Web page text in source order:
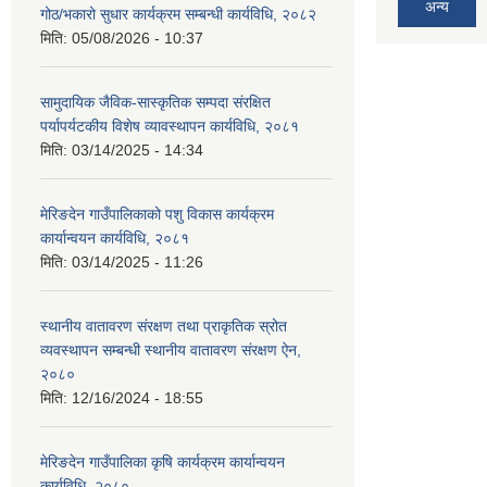
गोठ/भकारो सुधार कार्यक्रम सम्बन्धी कार्यविधि, २०८२
मिति: 05/08/2026 - 10:37
सामुदायिक जैविक-सास्कृतिक सम्पदा संरक्षित
पर्यापर्यटकीय विशेष व्यावस्थापन कार्यविधि, २०८१
मिति: 03/14/2025 - 14:34
मेरिङदेन गाउँपालिकाको पशु विकास कार्यक्रम
कार्यान्वयन कार्यविधि, २०८१
मिति: 03/14/2025 - 11:26
स्थानीय वातावरण संरक्षण तथा प्राकृतिक स्रोत
व्यवस्थापन सम्बन्धी स्थानीय वातावरण संरक्षण ऐन,
२०८०
मिति: 12/16/2024 - 18:55
मेरिङदेन गाउँपालिका कृषि कार्यक्रम कार्यान्वयन
अन्य